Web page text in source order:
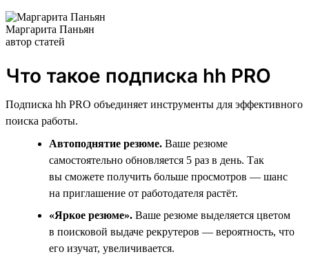
Маргарита Паньян
автор статей
Что такое подписка hh PRO
Подписка hh PRO объединяет инструменты для эффективного
поиска работы.
Автоподнятие резюме. Ваше резюме
самостоятельно обновляется 5 раз в день. Так
вы сможете получить больше просмотров — шанс
на приглашение от работодателя растёт.
«Яркое резюме». Ваше резюме выделяется цветом
в поисковой выдаче рекрутеров — вероятность, что
его изучат, увеличивается.